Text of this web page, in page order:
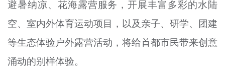
避暑纳凉、花海露营服务，开展丰富多彩的水陆
空、室内外体育运动项目，以及亲子、研学、团建
等生态体验户外露营活动，将给首都市民带来创意
涌动的别样体验。